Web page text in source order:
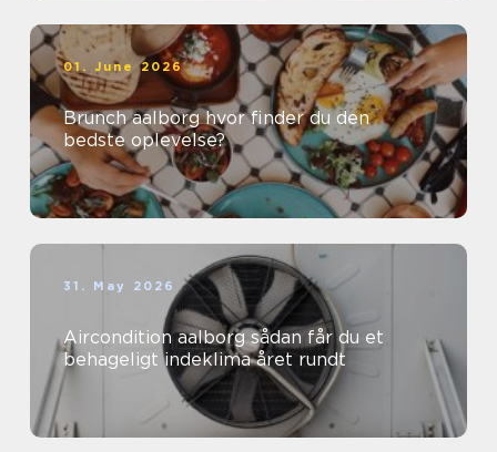
01. June 2026
Brunch aalborg hvor finder du den
bedste oplevelse?
31. May 2026
Aircondition aalborg sådan får du et
behageligt indeklima året rundt